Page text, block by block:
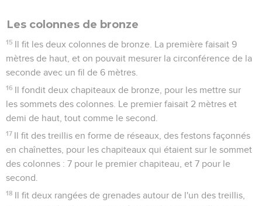
Les colonnes de bronze
15 Il fit les deux colonnes de bronze. La première faisait 9
mètres de haut, et on pouvait mesurer la circonférence de la
seconde avec un fil de 6 mètres.
16 Il fondit deux chapiteaux de bronze, pour les mettre sur
les sommets des colonnes. Le premier faisait 2 mètres et
demi de haut, tout comme le second.
17 Il fit des treillis en forme de réseaux, des festons façonnés
en chaînettes, pour les chapiteaux qui étaient sur le sommet
des colonnes : 7 pour le premier chapiteau, et 7 pour le
second.
18 Il fit deux rangées de grenades autour de l'un des treillis,